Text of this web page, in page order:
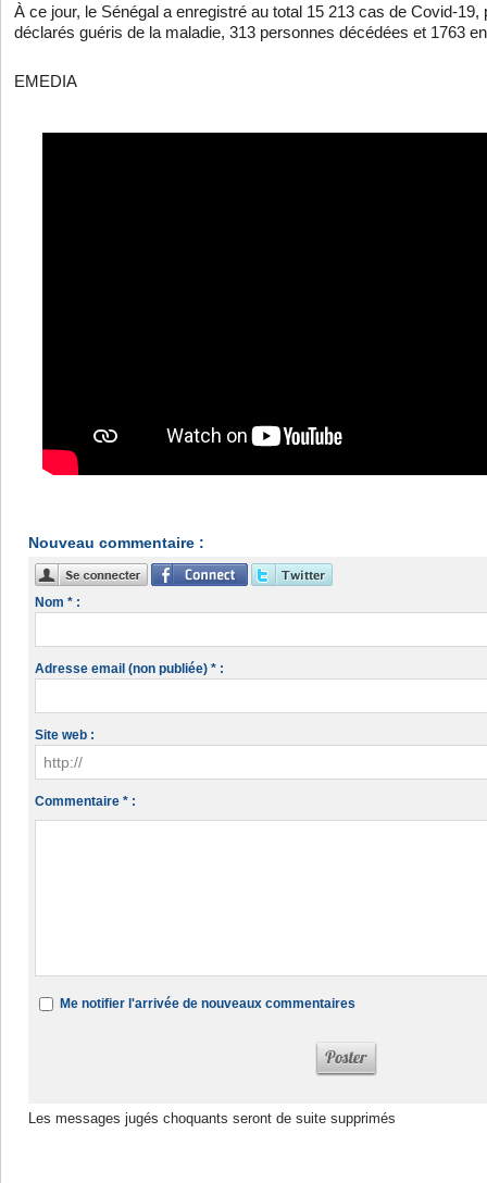
À ce jour, le Sénégal a enregistré au total 15 213 cas de Covid-19,
déclarés guéris de la maladie, 313 personnes décédées et 1763
EMEDIA
Nouveau commentaire :
Nom * :
Adresse email (non publiée) * :
Site web :
Commentaire * :
Me notifier l'arrivée de nouveaux commentaires
Les messages jugés choquants seront de suite supprimés